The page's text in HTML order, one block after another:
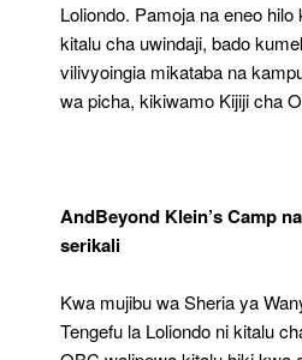
Loliondo. Pamoja na eneo
kitalu cha uwindaji, bado
vilivyoingia mikataba na
wa picha, kikiwamo Kijiji cha
AndBeyond Klein’s Camp
serikali
Kwa mujibu wa Sheria ya
Tengefu la Loliondo ni kitalu